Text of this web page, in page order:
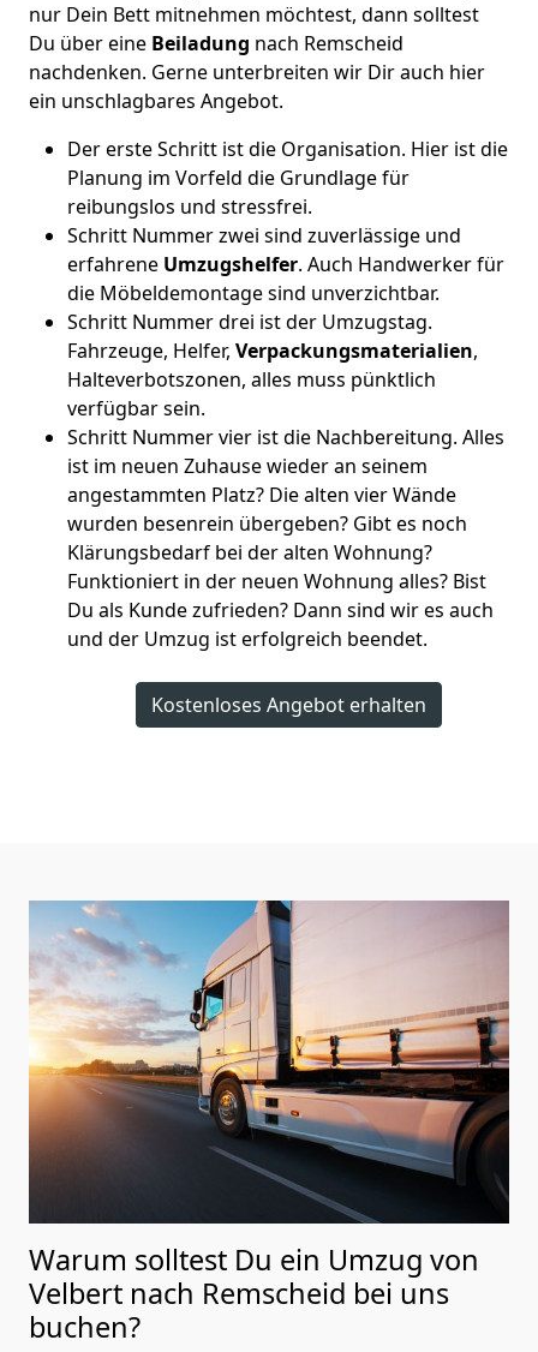
nur Dein Bett mitnehmen möchtest, dann solltest
Du über eine Beiladung nach Remscheid
nachdenken. Gerne unterbreiten wir Dir auch hier
ein unschlagbares Angebot.
Der erste Schritt ist die Organisation. Hier ist die
Planung im Vorfeld die Grundlage für
reibungslos und stressfrei.
Schritt Nummer zwei sind zuverlässige und
erfahrene Umzugshelfer. Auch Handwerker für
die Möbeldemontage sind unverzichtbar.
Schritt Nummer drei ist der Umzugstag.
Fahrzeuge, Helfer, Verpackungsmaterialien,
Halteverbotszonen, alles muss pünktlich
verfügbar sein.
Schritt Nummer vier ist die Nachbereitung. Alles
ist im neuen Zuhause wieder an seinem
angestammten Platz? Die alten vier Wände
wurden besenrein übergeben? Gibt es noch
Klärungsbedarf bei der alten Wohnung?
Funktioniert in der neuen Wohnung alles? Bist
Du als Kunde zufrieden? Dann sind wir es auch
und der Umzug ist erfolgreich beendet.
Kostenloses Angebot erhalten
Warum solltest Du ein Umzug von
Velbert nach Remscheid bei uns
buchen?